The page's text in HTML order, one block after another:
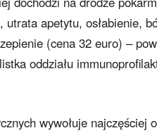
apetytu, osłabienie,
(cena 32 euro) –
oddziału
wywołuje najczęściej